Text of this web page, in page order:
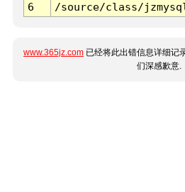
6
/source/class/
www.365jz.com 已经将此出错信息详细记
们深感歉意.